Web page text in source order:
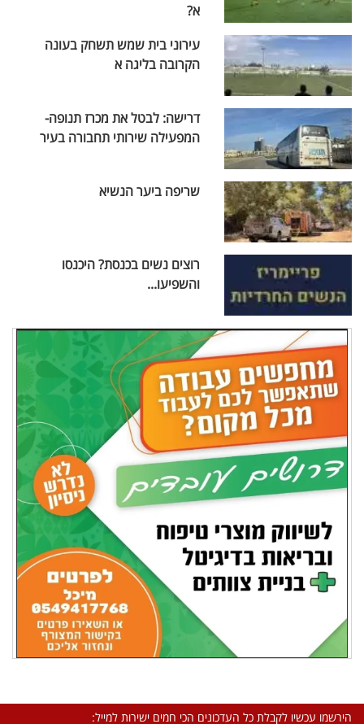
א?
עירוני בית שמש תשחק בעונה
הקרובה בליגה א
דרישה: לבטל את מכרז תנופה-
המפעילה שירותי תחבורה בעיר
שריפה ביער הנשיא
רוצים נשים בכנסת? היכנסו
והשפיעו...
הירשמו עכשיו לקבלת כל העדכונים הכי חמים ישירות למייל: